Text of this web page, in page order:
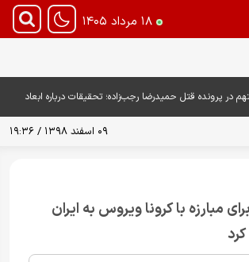
۱۸ مرداد ۱۴۰۵
۴ متهم در پرونده قتل حمیدرضا رجب‌زاده؛ تحقیقات درباره ابعاد
۰۹ اسفند ۱۳۹۸ / ۱۹:۳۶
مبارزه با کرونا ویروس به ایران